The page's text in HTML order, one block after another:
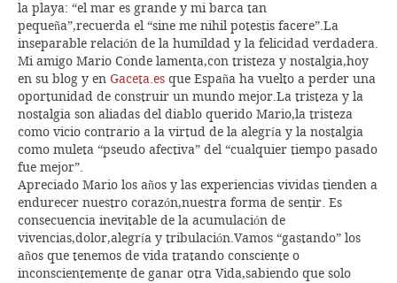
la playa: “el mar es grande y mi barca tan
pequeña”,recuerda el “sine me nihil potestis facere”.La
inseparable relación de la humildad y la felicidad verdadera.
Mi amigo Mario Conde lamenta,con tristeza y nostalgia,hoy
en su blog y en Gaceta.es que España ha vuelto a perder una
oportunidad de construir un mundo mejor.La tristeza y la
nostalgia son aliadas del diablo querido Mario,la tristeza
como vicio contrario a la virtud de la alegría y la nostalgia
como muleta “pseudo afectiva” del “cualquier tiempo pasado
fue mejor”.
Apreciado Mario los años y las experiencias vividas tienden a
endurecer nuestro corazón,nuestra forma de sentir. Es
consecuencia inevitable de la acumulación de
vivencias,dolor,alegría y tribulación.Vamos “gastando” los
años que tenemos de vida tratando consciente o
inconscientemente de ganar otra Vida,sabiendo que solo